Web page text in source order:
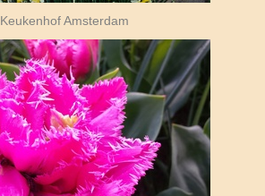
Keukenhof Amsterdam